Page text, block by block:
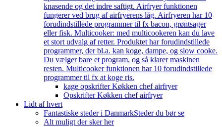
knasende og det indre saftigt. Airfryer funktionen
fungerer ved brug af airfryerens låg. Airfryeren har 10
forudindstillede programmer til fx bacon, grøntsager
eller fisk. Multicooker: med multicookeren kan du lave
et stort udvalg af retter. Produktet har forudindstillede
programmer, der bl.a. kan koge, dampe, og slow cooke.
Du vælger bare et program, og så klarer maskinen
resten. Multicooker funktionen har 10 forudindstillede
programmer til fx at koge ris.
kage opskrifter Køkken chef airfryer
Opskrifter Køkken chef airfryer
Lidt af hvert
Fantastiske steder i DanmarkSteder du bør se
Alt muligt der sker her